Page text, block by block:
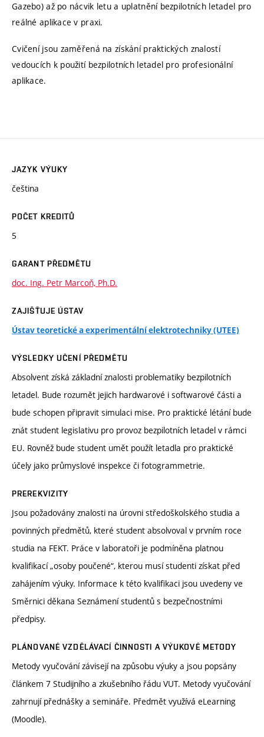
Gazebo) až po nácvik letu a uplatnění bezpilotních letadel pro
reálné aplikace v praxi.
Cvičení jsou zaměřená na získání praktických znalostí
vedoucích k použití bezpilotních letadel pro profesionální
aplikace.
JAZYK VÝUKY
čeština
POČET KREDITŮ
5
GARANT PŘEDMĚTU
doc. Ing. Petr Marcoň, Ph.D.
ZAJIŠŤUJE ÚSTAV
Ústav teoretické a experimentální elektrotechniky (UTEE)
VÝSLEDKY UČENÍ PŘEDMĚTU
Absolvent získá základní znalosti problematiky bezpilotních
letadel. Bude rozumět jejich hardwarové i softwarové části a
bude schopen připravit simulaci mise. Pro praktické létání bude
znát student legislativu pro provoz bezpilotních letadel v rámci
EU. Rovněž bude student umět použít letadla pro praktické
účely jako průmyslové inspekce či fotogrammetrie.
PREREKVIZITY
Jsou požadovány znalosti na úrovni středoškolského studia a
povinných předmětů, které student absolvoval v prvním roce
studia na FEKT. Práce v laboratoři je podmíněna platnou
kvalifikací „osoby poučené“, kterou musí studenti získat před
zahájením výuky. Informace k této kvalifikaci jsou uvedeny ve
Směrnici děkana Seznámení studentů s bezpečnostními
předpisy.
PLÁNOVANÉ VZDĚLÁVACÍ ČINNOSTI A VÝUKOVÉ METODY
Metody vyučování závisejí na způsobu výuky a jsou popsány
článkem 7 Studijního a zkušebního řádu VUT. Metody vyučování
zahrnují přednášky a semináře. Předmět využívá eLearning
(Moodle).